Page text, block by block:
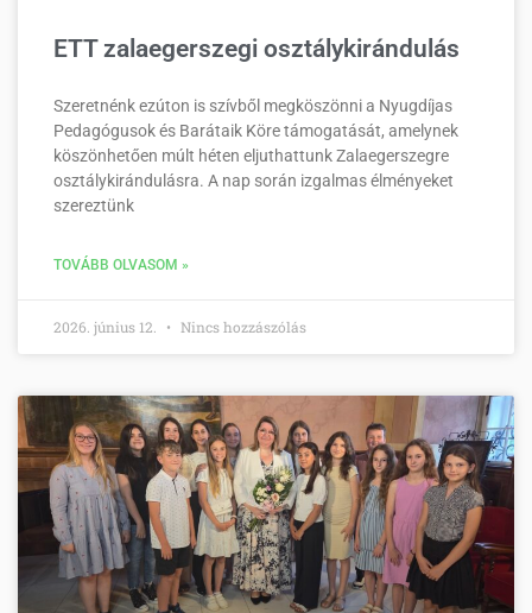
ETT zalaegerszegi osztálykirándulás
Szeretnénk ezúton is szívből megköszönni a Nyugdíjas
Pedagógusok és Barátaik Köre támogatását, amelynek
köszönhetően múlt héten eljuthattunk Zalaegerszegre
osztálykirándulásra. A nap során izgalmas élményeket
szereztünk
TOVÁBB OLVASOM »
2026. június 12. Nincs hozzászólás